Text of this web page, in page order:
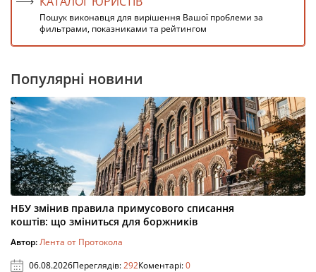
Пошук виконавця для вирішення Вашої проблеми за
фильтрами, показниками та рейтингом
Популярні новини
НБУ змінив правила примусового списання
коштів: що зміниться для боржників
Автор:Лента от Протокола
06.08.2026Переглядів:292Коментарі:0